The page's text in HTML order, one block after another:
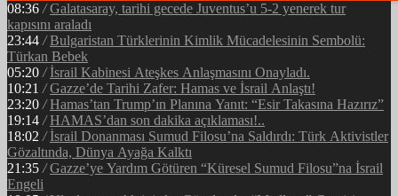
08:36 / Galatasaray, tarihi gecede Juventus’u 5-2 yenerek tur
kapısını araladı
23:44 / Bulgaristan Türklerinin Kimlik Mücadelesinin Sembolü:
Türkan Bebek
05:20 / İsrail Kabinesi Ateşkes Anlaşmasını Onayladı.
10:21 / Gazze’de Tarihi Zafer: Hamas ve İsrail Anlaştı!
23:20 / Hamas’tan Trump’ın Planına Yanıt: “Esir Takasına Hazırız”
19:14 / HAMAS’dan son dakika açıklaması!..
18:02 / İsrail Donanması Sumud Filosu’na Saldırdı: Türk Aktivistler
Gözaltında, Dünya Ayağa Kalktı
21:35 / Gazze’ye Yardım Götüren “Küresel Sumud Filosu”na İsrail
Engeli